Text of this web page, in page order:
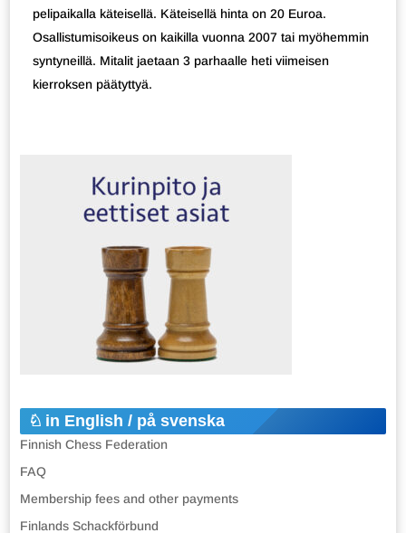
pelipaikalla käteisellä. Käteisellä hinta on 20 Euroa.
Osallistumisoikeus on kaikilla vuonna 2007 tai myöhemmin
syntyneillä. Mitalit jaetaan 3 parhaalle heti viimeisen
kierroksen päätyttyä.
in English / på svenska
Finnish Chess Federation
FAQ
Membership fees and other payments
Finlands Schackförbund